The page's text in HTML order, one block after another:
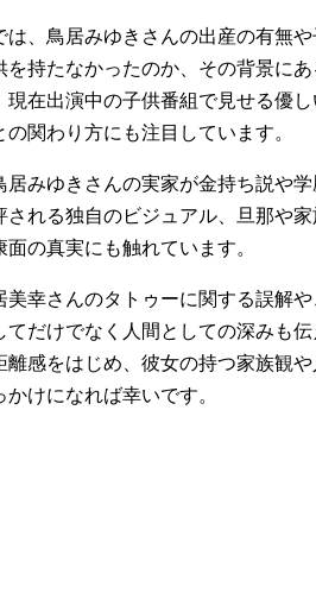
は、鳥居みゆきさんの出産の有無
を持たなかったのか、その背景に
現在出演中の子供番組で見せる優
の関わり方にも注目しています。
居みゆきさんの実家が金持ち説や
される独自のビジュアル、旦那や
面の真実にも触れています。
美幸さんのタトゥーに関する誤解
てだけでなく人間としての深みも
離感をはじめ、彼女の持つ家族観
かけになれば幸いです。